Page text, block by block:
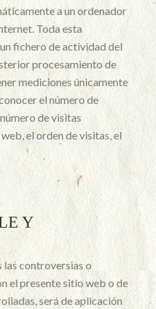
a un ordenador
Toda esta
fichero de actividad del
procesamiento de
mediciones únicamente
el número de
de visitas
el orden de visitas, el
Y
las controversias o
el presente sitio web o de
será de aplicación